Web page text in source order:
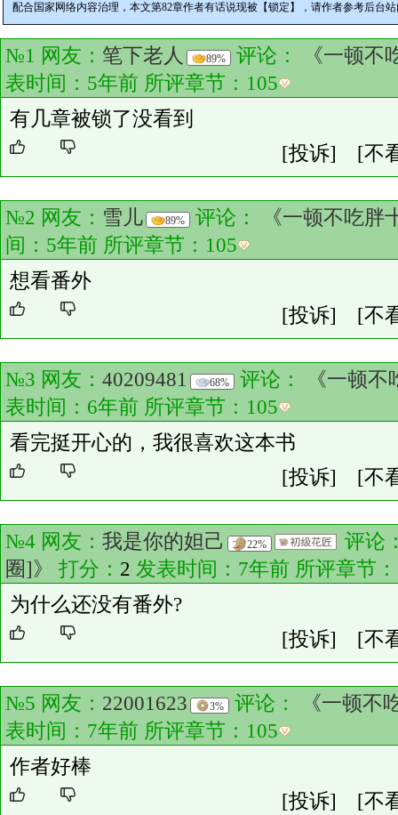
配合国家网络内容治理，本文第82章作者有话说现被【锁定】，请作者参考后台
№1 网友： 笔下老人 89% 评论：
《一顿
表时间：5年前 所评章节： 105
有几章被锁了没看到
[投诉]
[不
№2 网友： 雪儿 89% 评论：
《一顿不吃
间：5年前 所评章节： 105
想看番外
[投诉]
[不
№3 网友： 40209481 68% 评论：
《一顿
表时间：6年前 所评章节： 105
看完挺开心的，我很喜欢这本书
[投诉]
[不
№4 网友： 我是你的妲己 22%
评论
圈]》
打分： 2 发表时间：7年前 所评章节：
为什么还没有番外?
[投诉]
[不
№5 网友： 22001623 3% 评论：
《一顿不
表时间：7年前 所评章节： 105
作者好棒
[投诉]
[不